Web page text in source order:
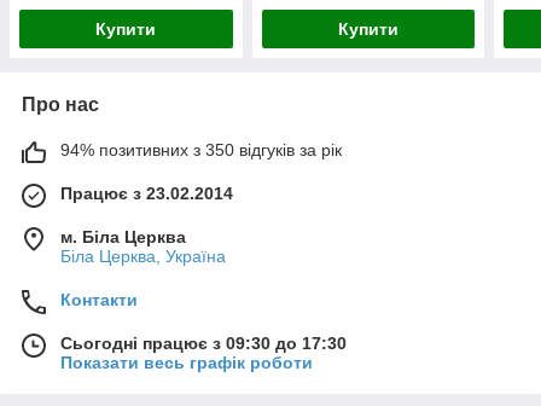
Купити Купити
Про нас
94% позитивних з 350 відгуків за рік
Працює з 23.02.2014
м. Біла Церква
Біла Церква, Україна
Контакти
Сьогодні працює з 09:30 до 17:30
Показати весь графік роботи